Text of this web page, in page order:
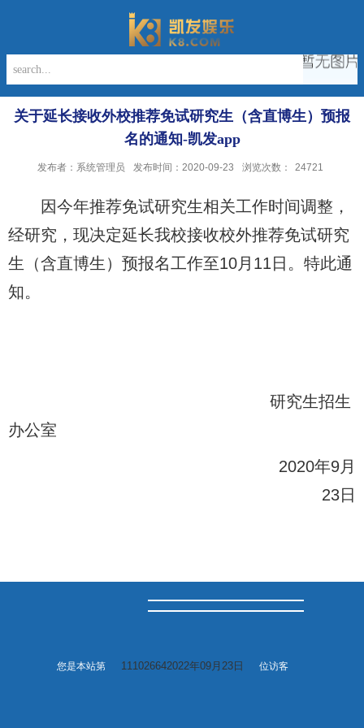
关于延长接收外校推荐免试研究生（含直博生）预报
名的通知-凯发app
发布者：系统管理员 发布时间：2020-09-23 浏览次数： 24721
因今年推荐免试研究生相关工作时间调整，
经研究，现决定延长我校接收校外推荐免试研究
生（含直博生）预报名工作至10月 11 日。特此通
知。
研究生招生
办公室
2020年9月
23日
您是本站第 111026642022年09月23日 位访客